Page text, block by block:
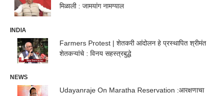
मिळाली : जामयांग नामग्याल
INDIA
Farmers Protest | शेतकरी आंदोलन हे प्रस्थापित श्रीमंत
शेतकऱ्यांचे : विनय सहस्त्रबुद्धे
NEWS
Udayanraje On Maratha Reservation :आरक्षणाचा